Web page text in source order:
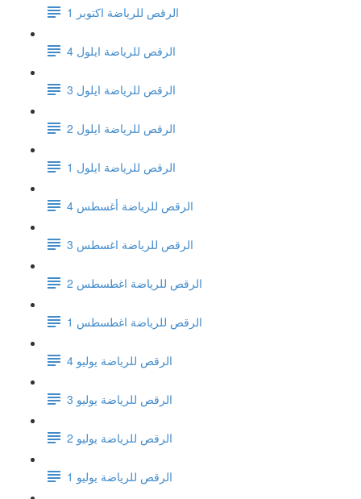
الرقص للرياضة اكتوبر 1
الرقص للرياضة ايلول 4
الرقص للرياضة ايلول 3
الرقص للرياضة ايلول 2
الرقص للرياضة ايلول 1
الرقص للرياضة أغسطس 4
الرقص للرياضة اغسطس 3
الرقص للرياضة اغطسطس 2
الرقص للرياضة اغطسطس 1
الرقص للرياضة يوليو 4
الرقص للرياضة يوليو 3
الرقص للرياضة يوليو 2
الرقص للرياضة يوليو 1